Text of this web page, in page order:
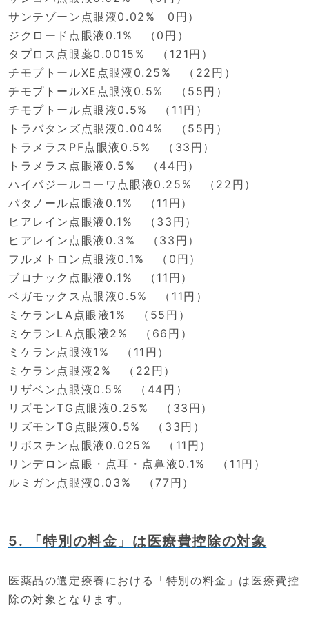
サンテゾーン点眼液0.02% 0円）
ジクロード点眼液0.1% （0円）
タプロス点眼薬0.0015% （121円）
チモプトールXE点眼液0.25% （22円）
チモプトールXE点眼液0.5% （55円）
チモプトール点眼液0.5% （11円）
トラバタンズ点眼液0.004% （55円）
トラメラスPF点眼液0.5% （33円）
トラメラス点眼液0.5% （44円）
ハイパジールコーワ点眼液0.25% （22円）
パタノール点眼液0.1% （11円）
ヒアレイン点眼液0.1% （33円）
ヒアレイン点眼液0.3% （33円）
フルメトロン点眼液0.1% （0円）
ブロナック点眼液0.1% （11円）
ベガモックス点眼液0.5% （11円）
ミケランLA点眼液1% （55円）
ミケランLA点眼液2% （66円）
ミケラン点眼液1% （11円）
ミケラン点眼液2% （22円）
リザベン点眼液0.5% （44円）
リズモンTG点眼液0.25% （33円）
リズモンTG点眼液0.5% （33円）
リボスチン点眼液0.025% （11円）
リンデロン点眼・点耳・点鼻液0.1% （11円）
ルミガン点眼液0.03% （77円）
5. 「特別の料金」は医療費控除の対象
医薬品の選定療養における「特別の料金」は医療費控
除の対象となります。